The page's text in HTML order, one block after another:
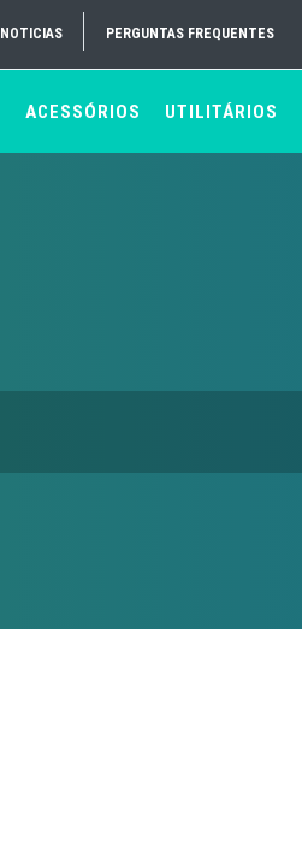
NOTICIAS PERGUNTAS FREQUENTES
ACESSÓRIOS UTILITÁRIOS